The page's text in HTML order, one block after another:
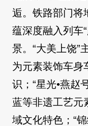
逅。铁路部门将
蕴深度融入列车
景。“大美上饶”
为元素装饰车身
识；“星光•燕赵
蓝等非遗工艺元
域文化特色；“